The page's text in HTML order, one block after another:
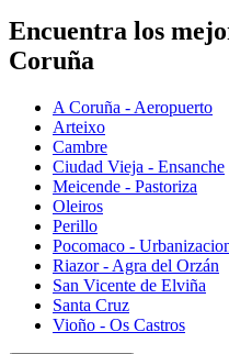
Encuentra los
Coruña
A Coruña - Aeropuerto
Arteixo
Cambre
Ciudad Vieja - Ensanche
Meicende - Pastoriza
Oleiros
Perillo
Pocomaco -
Riazor - Agra del Orzán
San Vicente de Elviña
Santa Cruz
Vioño - Os Castros